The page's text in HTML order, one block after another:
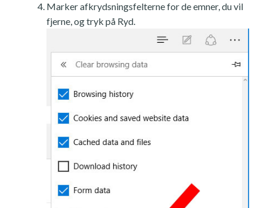
Marker afkrydsningsfelterne for de emner, du vil
fjerne, og tryk på Ryd.